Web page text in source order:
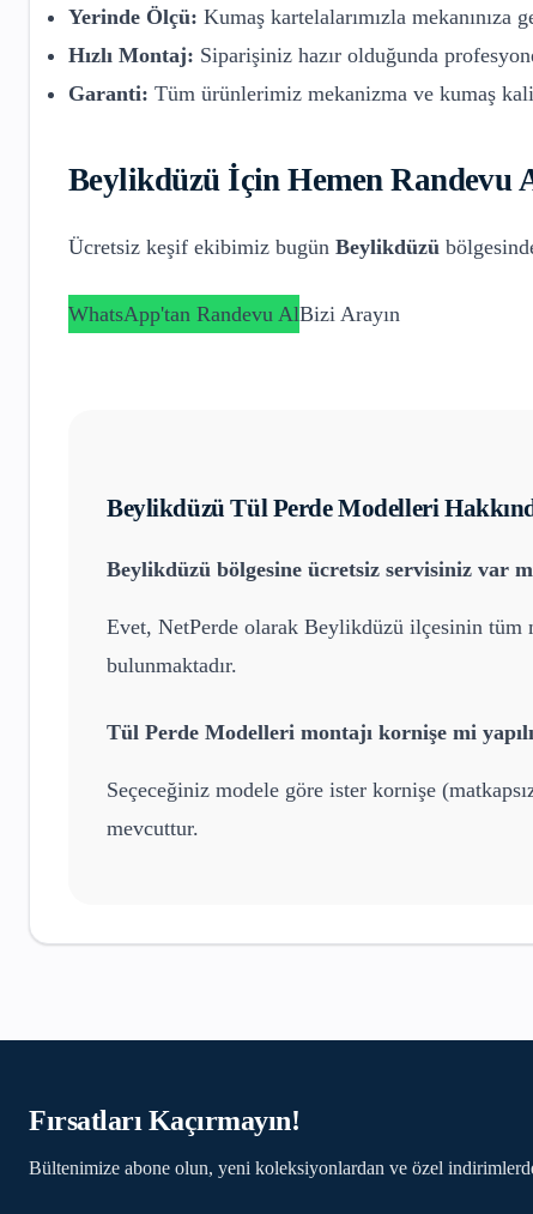
Yerinde Ölçü: Kumaş kartelalarımızla mekanınıza
Hızlı Montaj: Siparişiniz hazır olduğunda
Garanti: Tüm ürünlerimiz mekanizma ve kumaş
Beylikdüzüİçin Hemen Randevu
Ücretsiz keşif ekibimiz bugün Beylikdüzü
WhatsApp'tan Randevu AlBizi Arayın
Beylikdüzü Tül Perde Modelleri
Beylikdüzü bölgesine ücretsiz servisiniz var
Evet, NetPerde olarak Beylikdüzü ilçesinin tüm
bulunmaktadır.
Tül Perde Modelleri montajı kornişe mi
Seçeceğiniz modele göre ister kornişe
mevcuttur.
Fırsatları Kaçırmayın!
Bültenimize abone olun, yeni koleksiyonlardan ve özel